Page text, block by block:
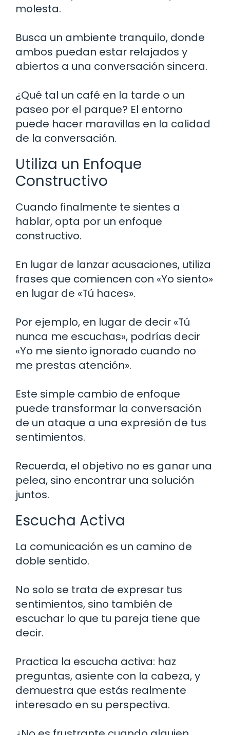
molesta.
Busca un ambiente tranquilo, donde
ambos puedan estar relajados y
abiertos a una conversación sincera.
¿Qué tal un café en la tarde o un
paseo por el parque? El entorno
puede hacer maravillas en la calidad
de la conversación.
Utiliza un Enfoque
Constructivo
Cuando finalmente te sientes a
hablar, opta por un enfoque
constructivo.
En lugar de lanzar acusaciones, utiliza
frases que comiencen con «Yo siento»
en lugar de «Tú haces».
Por ejemplo, en lugar de decir «Tú
nunca me escuchas», podrías decir
«Yo me siento ignorado cuando no
me prestas atención».
Este simple cambio de enfoque
puede transformar la conversación
de un ataque a una expresión de tus
sentimientos.
Recuerda, el objetivo no es ganar una
pelea, sino encontrar una solución
juntos.
Escucha Activa
La comunicación es un camino de
doble sentido.
No solo se trata de expresar tus
sentimientos, sino también de
escuchar lo que tu pareja tiene que
decir.
Practica la escucha activa: haz
preguntas, asiente con la cabeza, y
demuestra que estás realmente
interesado en su perspectiva.